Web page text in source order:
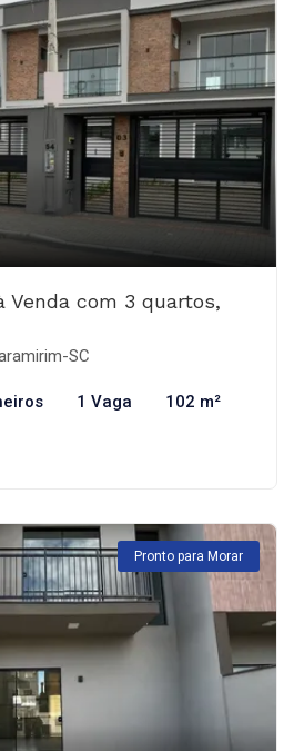
Venda com 3 quartos,
SC
1 Vaga 102 m²
Pronto para Morar